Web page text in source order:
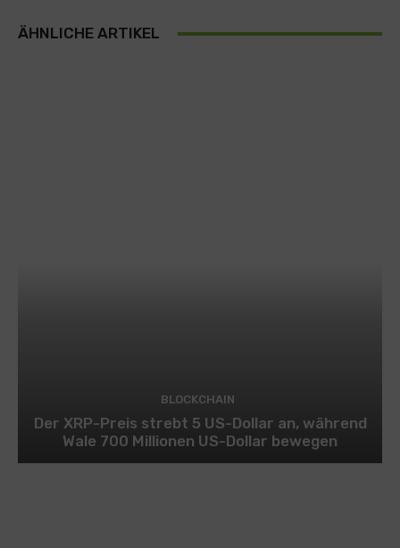
ÄHNLICHE ARTIKEL
BLOCKCHAIN
Der XRP-Preis strebt 5 US-Dollar an, während
Wale 700 Millionen US-Dollar bewegen